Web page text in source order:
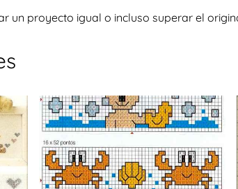
un proyecto igual o incluso superar el